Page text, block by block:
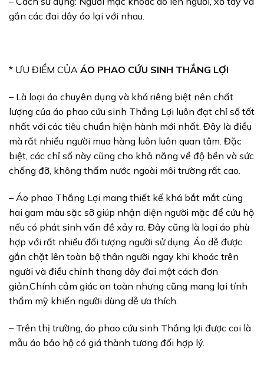
gắn các đai dây áo lại với nhau.
* ƯU ĐIỂM CỦA ÁO PHAO CỨU SINH THẮNG LỢI
– Là loại áo chuyên dụng và khá riêng biệt nên chất
lượng của áo phao cứu sinh Thắng Lợi luôn đạt chỉ số tốt
nhất với các tiêu chuẩn hiện hành mới nhất. Đây là điều
mà rất nhiều người mua hàng luôn luôn quan tâm. Đặc
biệt, các chỉ số này cũng cho khả năng về độ bền và sức
chống đỡ, không thấm nước ngoài môi trường rất cao.
– Áo phao Thắng Lợi mang thiết kế khá bắt mắt cùng
hai gam màu sặc sỡ giúp nhận diện người mặc để cứu hộ
nếu có phát sinh vấn đề xảy ra. Đây cũng là loại áo phù
hợp với rất nhiều đối tượng người sử dụng. Áo dễ được
gắn chặt lên toàn bộ thân người ngay khi khoác trên
người và điều chỉnh thang dây đai một cách đơn
giản.Chính cảm giác an toàn nhưng cũng mang lại tính
thẩm mỹ khiến người dùng dễ ưa thích.
– Trên thị trường, áo phao cứu sinh Thắng lợi được coi là
mẫu áo bảo hộ có giá thành tương đối hợp lý.